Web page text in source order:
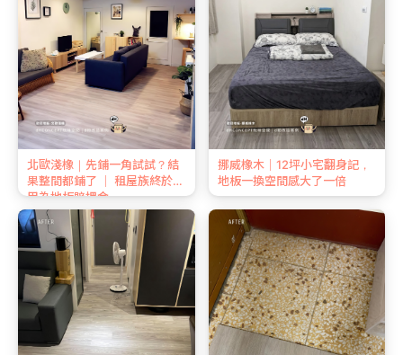
北歐淺橡｜先鋪一角試試？結
果整間都鋪了 ｜ 租屋族終於不
用為地板賠押金
挪威橡木｜12坪小宅翻身記，
地板一換空間感大了一倍